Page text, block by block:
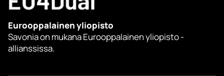
Eurooppalainen yliopisto
Savonia on mukana Eurooppalainen yliopisto -
allianssissa.